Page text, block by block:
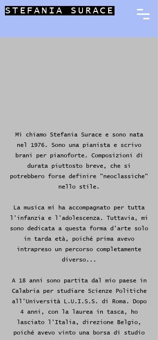
STEFANIA SURACE
Mi chiamo Stefania Surace e sono nata
nel 1976. Sono una pianista e scrivo
brani per pianoforte. Composizioni di
durata piuttosto breve, che si
potrebbero forse definire "neoclassiche"
nello stile.
La musica mi ha accompagnato per tutta
l'infanzia e l'adolescenza. Tuttavia, mi
sono dedicata a questa forma d'arte solo
in tarda età, poiché prima avevo
intrapreso un percorso completamente
diverso...
A 18 anni sono partita dal mio paese in
Calabria per studiare Scienze Politiche
all'Università L.U.I.S.S. di Roma. Dopo
4 anni, con la laurea in tasca, ho
lasciato l'Italia, direzione Belgio,
poiché avevo vinto una borsa di studio